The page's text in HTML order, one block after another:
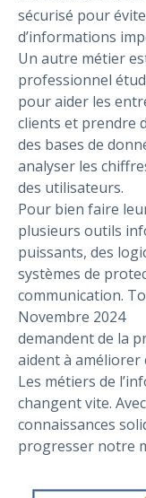
sécurisé pour
d’informations
Un autre métier
professionnel
pour aider les
clients et prendre
des bases de
analyser les
des utilisateurs.
Pour bien faire
plusieurs outils
puissants, des
systèmes de
communication.
Novembre 2024
demandent de la
aident à améliorer
Les métiers de
changent vite.
connaissances
progresser notre